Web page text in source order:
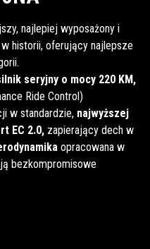
najlepiej wyposażony i
historii, oferujący najlepsze
seryjny o mocy 220 KM,
Ride Control)
w standardzie, najwyższej
EC 2.0, zapierający dech w
opracowana w
bezkompromisowe